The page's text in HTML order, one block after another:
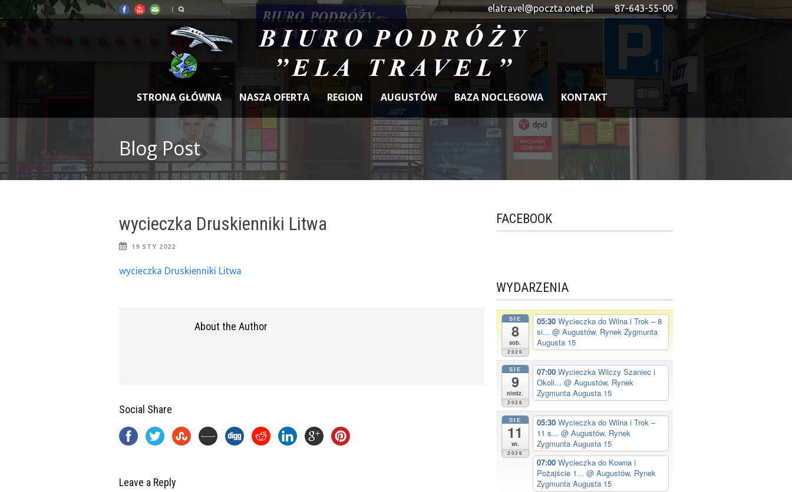
elatravel@poczta.onet.pl 87-643-55-00
STRONA GŁÓWNA NASZA OFERTA REGION AUGUSTÓW BAZA NOCLEGOWA KONTAKT
Blog Post
wycieczka Druskienniki Litwa
19 STY 2022
wycieczka Druskienniki Litwa
About the Author
Social Share
Leave a Reply
FACEBOOK
WYDARZENIA
SIE
8
sob.
2026
05:30 Wycieczka do Wilna i Trok – 8
si... @ Augustów, Rynek Zygmunta
Augusta 15
SIE
9
niedz.
2026
07:00 Wycieczka Wilczy Szaniec i
Okoli... @ Augustów, Rynek
Zygmunta Augusta 15
SIE
11
wt.
2026
05:30 Wycieczka do Wilna i Trok –
11 s... @ Augustów, Rynek
Zygmunta Augusta 15
07:00 Wycieczka do Kowna i
Pożajście 1... @ Augustów, Rynek
Zygmunta Augusta 15